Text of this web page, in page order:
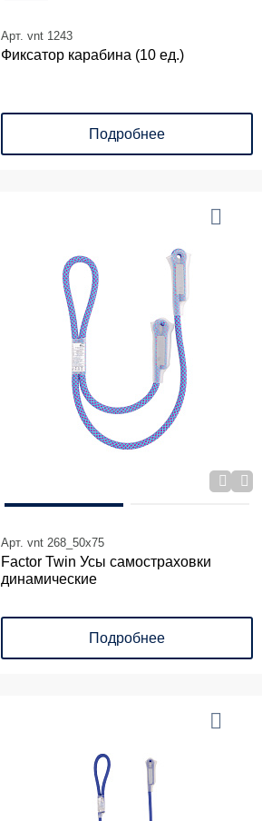
Арт. vnt 1243
Фиксатор карабина (10 ед.)
Подробнее
Арт. vnt 268_50х75
Factor Twin Усы самостраховки
динамические
Подробнее